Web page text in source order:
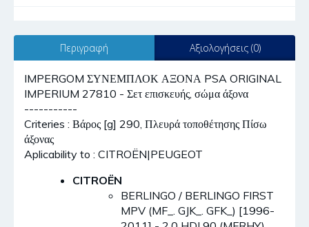
Περιγραφή Αξιολογήσεις (0)
IMPERGOM ΣΥΝΕΜΠΛΟΚ ΑΞΟΝΑ PSA ORIGINAL
IMPERIUM 27810 - Σετ επισκευής, σώμα άξονα
-----------
Criteries : Βάρος [g] 290, Πλευρά τοποθέτησης Πίσω
άξονας
Aplicability to : CITROËN|PEUGEOT
CITROËN
BERLINGO / BERLINGO FIRST
MPV (MF_. GJK_. GFK_) [1996-